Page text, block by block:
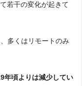
若干の変化が起きて
多くはリモートのみ
年頃よりは減少してい